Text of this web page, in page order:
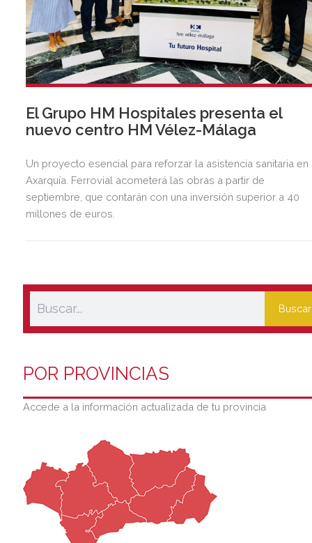
El Grupo HM Hospitales presenta el
nuevo centro HM Vélez-Málaga
Un proyecto esencial para reforzar la asistencia sanitaria en
Axarquía. Ferrovial acometerá las obras a partir de
septiembre, que contarán con una inversión superior a 40
millones de euros.
Buscar
POR PROVINCIAS
Accede a la información actualizada de tu provincia